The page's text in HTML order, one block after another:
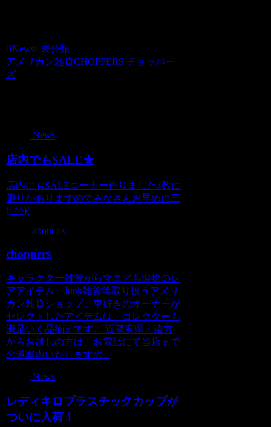
News
未分類
アメリカン雑貨CHOPPERS チョッパー
ズ
News
店内でもSALE★
店内にもSALEコーナー作りました♪数に
限りがありますのでみなさんお早めに三
(/ ^^)/
about us
choppers
キャラクター雑貨からマニアも涙物のレ
アアイテム・Junk雑貨等取り扱うアメリ
カン雑貨ショップ。車好きのオーナーが
セレクトしたアイテムは、コレクターも
満足いく品揃えです。 近隣府県・遠方
からお越しの方は、お電話にて当店まで
の道案内いたしますの...
News
レディキロプラスチックカップが
ついに入荷！